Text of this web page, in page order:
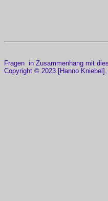
Fragen in Zusammenhang mit
Copyright © 2023 [Hanno